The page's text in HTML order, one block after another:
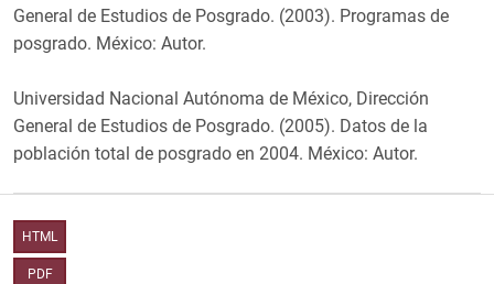
General de Estudios de Posgrado. (2003). Programas de
posgrado. México: Autor.
Universidad Nacional Autónoma de México, Dirección
General de Estudios de Posgrado. (2005). Datos de la
población total de posgrado en 2004. México: Autor.
HTML
PDF